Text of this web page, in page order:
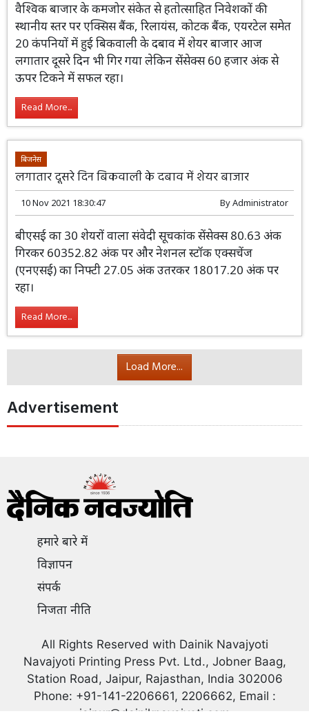
वैश्विक बाजार के कमजोर संकेत से हतोत्साहित निवेशकों की
स्थानीय स्तर पर एक्सिस बैंक, रिलायंस, कोटक बैंक, एयरटेल समेत
20 कंपनियों में हुई बिकवाली के दबाव में शेयर बाजार आज
लगातार दूसरे दिन भी गिर गया लेकिन सेंसेक्स 60 हजार अंक से
ऊपर टिकने में सफल रहा।
Read More...
बिजनेस
लगातार दूसरे दिन बिकवाली के दबाव में शेयर बाजार
10 Nov 2021 18:30:47 ByAdministrator
बीएसई का 30 शेयरों वाला संवेदी सूचकांक सेंसेक्स 80.63 अंक
गिरकर 60352.82 अंक पर और नेशनल स्टॉक एक्सचेंज
(एनएसई) का निफ्टी 27.05 अंक उतरकर 18017.20 अंक पर
रहा।
Read More...
Load More...
Advertisement
हमारे बारे में
विज्ञापन
संपर्क
निजता नीति
All Rights Reserved with Dainik Navajyoti
Navajyoti Printing Press Pvt. Ltd., Jobner Baag,
Station Road, Jaipur, Rajasthan, India 302006
Phone: +91-141-2206661, 2206662, Email :
jaipur@dainiknavajyoti.com